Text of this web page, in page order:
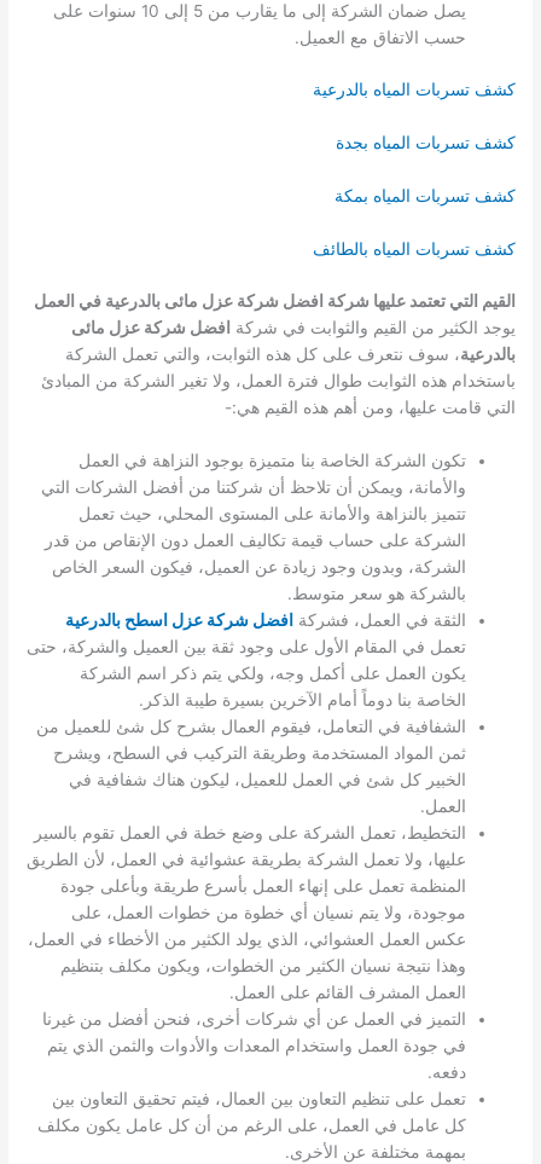
يصل ضمان الشركة إلى ما يقارب من 5 إلى 10 سنوات على
حسب الاتفاق مع العميل.
كشف تسربات المياه بالدرعية
كشف تسربات المياه بجدة
كشف تسربات المياه بمكة
كشف تسربات المياه بالطائف
القيم التي تعتمد عليها شركة افضل شركة عزل مائى بالدرعية في العمل
يوجد الكثير من القيم والثوابت في شركة افضل شركة عزل مائى
بالدرعية، سوف نتعرف على كل هذه الثوابت، والتي تعمل الشركة
باستخدام هذه الثوابت طوال فترة العمل، ولا تغير الشركة من المبادئ
التي قامت عليها، ومن أهم هذه القيم هي:-
تكون الشركة الخاصة بنا متميزة بوجود النزاهة في العمل
والأمانة، ويمكن أن تلاحظ أن شركتنا من أفضل الشركات التي
تتميز بالنزاهة والأمانة على المستوى المحلي، حيث تعمل
الشركة على حساب قيمة تكاليف العمل دون الإنقاص من قدر
الشركة، وبدون وجود زيادة عن العميل، فيكون السعر الخاص
بالشركة هو سعر متوسط.
الثقة في العمل، فشركة افضل شركة عزل اسطح بالدرعية
تعمل في المقام الأول على وجود ثقة بين العميل والشركة، حتى
يكون العمل على أكمل وجه، ولكي يتم ذكر اسم الشركة
الخاصة بنا دوماً أمام الآخرين بسيرة طيبة الذكر.
الشفافية في التعامل، فيقوم العمال بشرح كل شئ للعميل من
ثمن المواد المستخدمة وطريقة التركيب في السطح، ويشرح
الخبير كل شئ في العمل للعميل، ليكون هناك شفافية في
العمل.
التخطيط، تعمل الشركة على وضع خطة في العمل تقوم بالسير
عليها، ولا تعمل الشركة بطريقة عشوائية في العمل، لأن الطريق
المنظمة تعمل على إنهاء العمل بأسرع طريقة وبأعلى جودة
موجودة، ولا يتم نسيان أي خطوة من خطوات العمل، على
عكس العمل العشوائي، الذي يولد الكثير من الأخطاء في العمل،
وهذا نتيجة نسيان الكثير من الخطوات، ويكون مكلف بتنظيم
العمل المشرف القائم على العمل.
التميز في العمل عن أي شركات أخرى، فنحن أفضل من غيرنا
في جودة العمل واستخدام المعدات والأدوات والثمن الذي يتم
دفعه.
تعمل على تنظيم التعاون بين العمال، فيتم تحقيق التعاون بين
كل عامل في العمل، على الرغم من أن كل عامل يكون مكلف
بمهمة مختلفة عن الأخرى.